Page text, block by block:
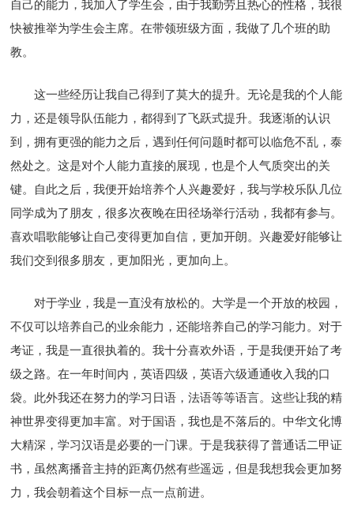
自己的能力，我加入了学生会，由于我勤劳且热心的性格，我很
快被推举为学生会主席。在带领班级方面，我做了几个班的助
教。
这一些经历让我自己得到了莫大的提升。无论是我的个人能
力，还是领导队伍能力，都得到了飞跃式提升。我逐渐的认识
到，拥有更强的能力之后，遇到任何问题时都可以临危不乱，泰
然处之。这是对个人能力直接的展现，也是个人气质突出的关
键。自此之后，我便开始培养个人兴趣爱好，我与学校乐队几位
同学成为了朋友，很多次夜晚在田径场举行活动，我都有参与。
喜欢唱歌能够让自己变得更加自信，更加开朗。兴趣爱好能够让
我们交到很多朋友，更加阳光，更加向上。
对于学业，我是一直没有放松的。大学是一个开放的校园，
不仅可以培养自己的业余能力，还能培养自己的学习能力。对于
考证，我是一直很执着的。我十分喜欢外语，于是我便开始了考
级之路。在一年时间内，英语四级，英语六级通通收入我的口
袋。此外我还在努力的学习日语，法语等等语言。这些让我的精
神世界变得更加丰富。对于国语，我也是不落后的。中华文化博
大精深，学习汉语是必要的一门课。于是我获得了普通话二甲证
书，虽然离播音主持的距离仍然有些遥远，但是我想我会更加努
力，我会朝着这个目标一点一点前进。